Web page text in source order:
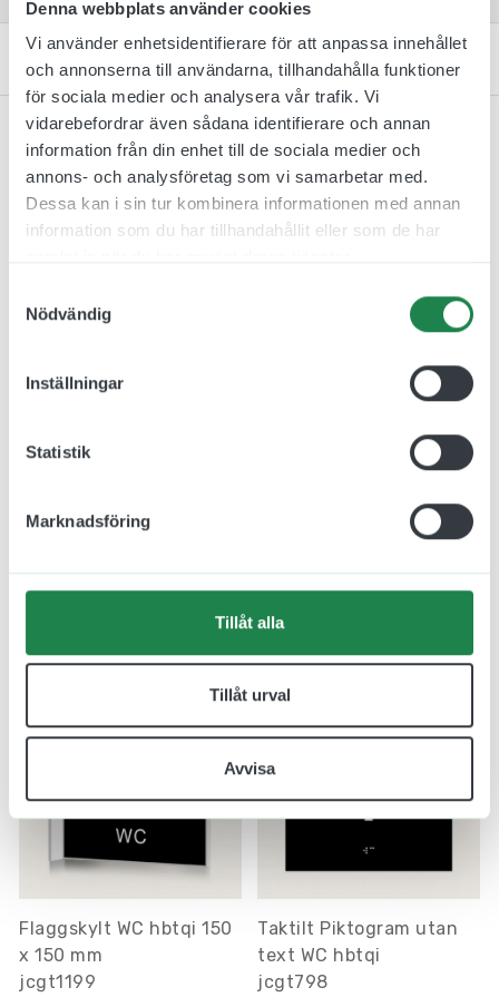
Denna webbplats använder cookies
Vi använder enhetsidentifierare för att anpassa innehållet
och annonserna till användarna, tillhandahålla funktioner
för sociala medier och analysera vår trafik. Vi
vidarebefordrar även sådana identifierare och annan
information från din enhet till de sociala medier och
annons- och analysföretag som vi samarbetar med.
Dessa kan i sin tur kombinera informationen med annan
information som du har tillhandahållit eller som de har
Nödvändig
Inställningar
Statistik
Marknadsföring
Tillåt alla
Tillåt urval
Avvisa
Relaterade produkter
HBTQI skylt i plast 100 x
Urinoar skylt i plast 150
Inkl. moms
Flaggskylt WC hbtqi 150
x 150 mm
jcgt1199
Taktilt Piktogram utan
text WC hbtqi
jcgt798